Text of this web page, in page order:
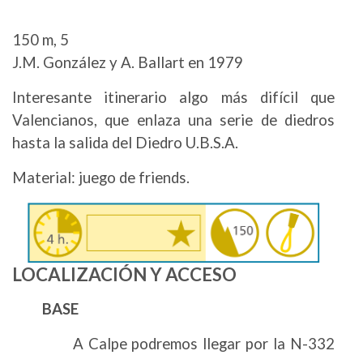
150 m, 5
J.M. González y A. Ballart en 1979
Interesante itinerario algo más difícil que
Valencianos, que enlaza una serie de diedros
hasta la salida del Diedro U.B.S.A.
Material: juego de friends.
LOCALIZACIÓN Y ACCESO
BASE
A Calpe podremos llegar por la N-332